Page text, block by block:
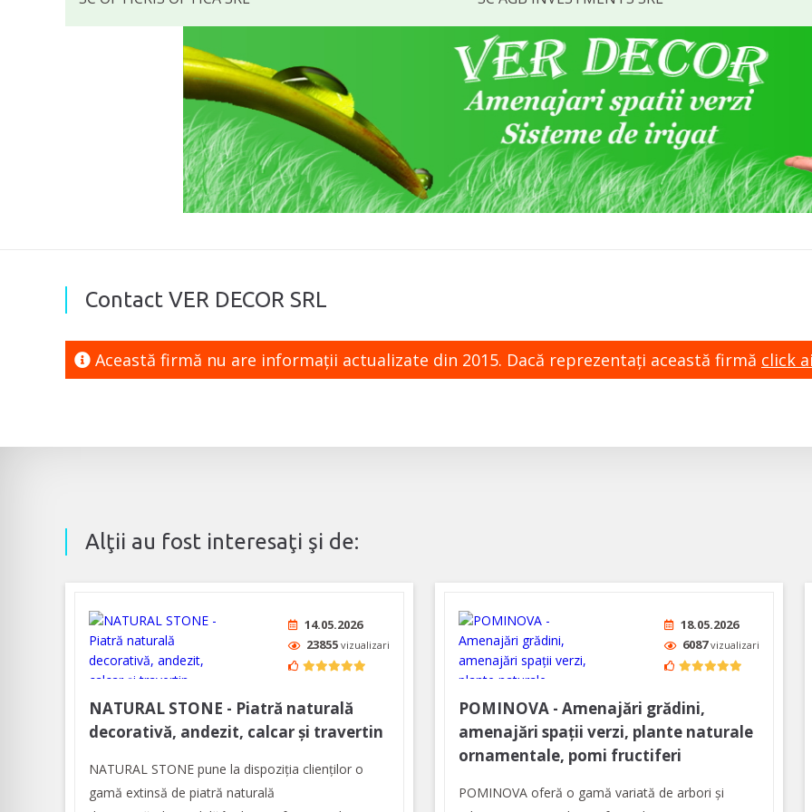
Contact VER DECOR SRL
Această firmă nu are informaţii actualizate din 2015. Dacă reprezentaţi această firmă click
Alţii au fost interesaţi şi de:
14.05.2026
23855 vizualizari
NATURAL STONE - Piatră naturală
decorativă, andezit, calcar și travertin
NATURAL STONE pune la dispoziția clienților o
gamă extinsă de piatră naturală
18.05.2026
6087vizualizari
POMINOVA - Amenajări grădini,
amenajări spaţii verzi, plante naturale
ornamentale, pomi fructiferi
POMINOVA oferă o gamă variată de arbori şi